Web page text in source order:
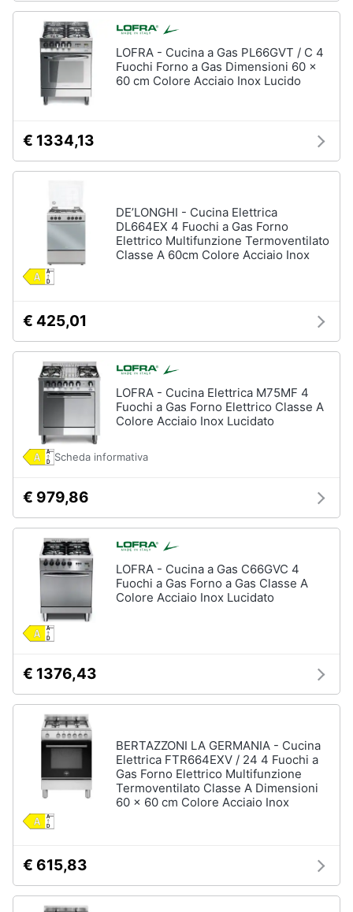
Pulizia
Aspirapolvere
Dyson
Scopa
Elettrodomestici
Cucina
Friggitrice
Minipimer
Vedi
tutti
Piccoli
elettrodomestici
Termoventilatore
Termoconvettore
fissi
Caminetto
professionali
Abbattitore
Macchine
LOFRA - Cucina a Gas PL66GVT / C 4
Fuochi Forno a Gas Dimensioni 60 x
60 cm Colore Acciaio Inox Lucido
€ 1334,13
DE’LONGHI - Cucina Elettrica
DL664EX 4 Fuochi a Gas Forno
Elettrico Multifunzione Termoventilato
Classe A 60cm Colore Acciaio Inox
€ 425,01
LOFRA - Cucina Elettrica M75MF 4
Fuochi a Gas Forno Elettrico Classe A
Colore Acciaio Inox Lucidato
Scheda informativa
€ 979,86
LOFRA - Cucina a Gas C66GVC 4
Fuochi a Gas Forno a Gas Classe A
Colore Acciaio Inox Lucidato
€ 1376,43
BERTAZZONI LA GERMANIA - Cucina
Elettrica FTR664EXV / 24 4 Fuochi a
Gas Forno Elettrico Multifunzione
Termoventilato Classe A Dimensioni
60 x 60 cm Colore Acciaio Inox
€ 615,83